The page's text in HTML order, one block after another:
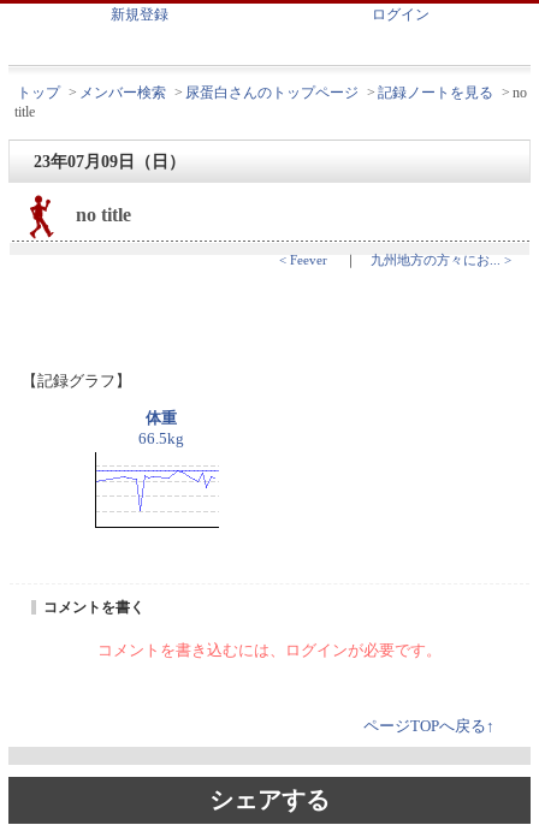
新規登録 ログイン
トップ > メンバー検索 > 尿蛋白さんのトップページ > 記録ノートを見る > no
title
23年07月09日（日）
no title
< Feever ｜ 九州地方の方々にお... >
【記録グラフ】
体重
66.5kg
コメントを書く
コメントを書き込むには、ログインが必要です。
ページTOPへ戻る↑
シェアする